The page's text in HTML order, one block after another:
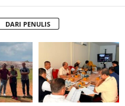
DARI PENULIS